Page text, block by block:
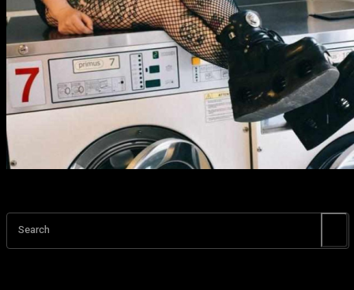
Search